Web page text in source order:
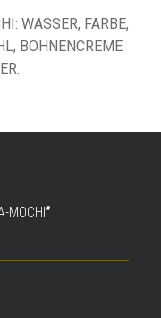
WASSER, FARBE,
BOHNENCREME
MOCHI ”